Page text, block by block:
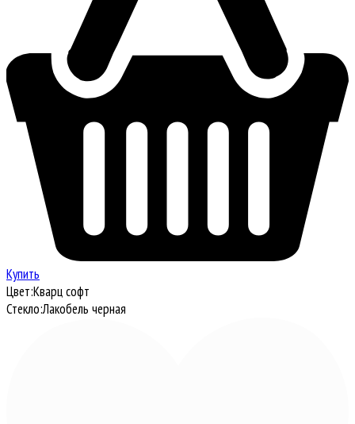
Купить
Цвет:Кварц софт
Стекло:Лакобель черная